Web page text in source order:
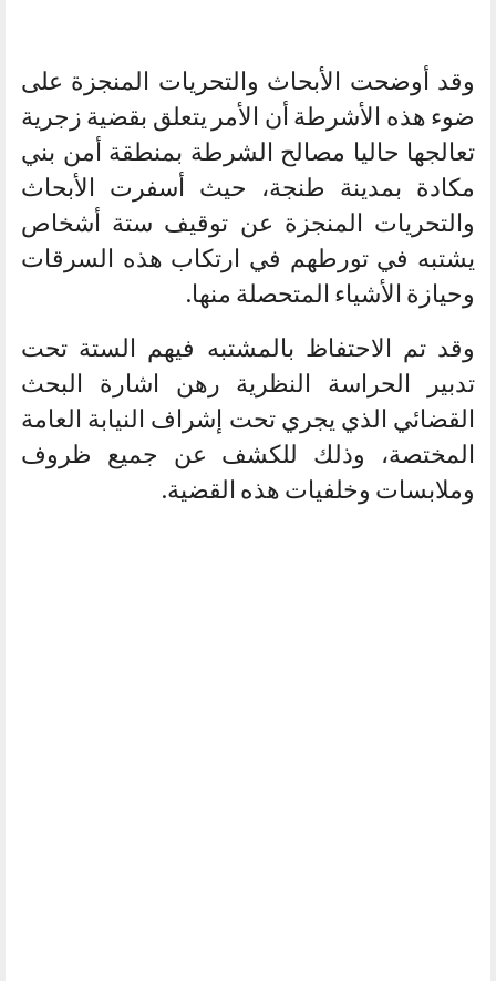
وقد أوضحت الأبحاث والتحريات المنجزة على
ضوء هذه الأشرطة أن الأمر يتعلق بقضية زجرية
تعالجها حاليا مصالح الشرطة بمنطقة أمن بني
مكادة بمدينة طنجة، حيث أسفرت الأبحاث
والتحريات المنجزة عن توقيف ستة أشخاص
يشتبه في تورطهم في ارتكاب هذه السرقات
وحيازة الأشياء المتحصلة منها.
وقد تم الاحتفاظ بالمشتبه فيهم الستة تحت
تدبير الحراسة النظرية رهن اشارة البحث
القضائي الذي يجري تحت إشراف النيابة العامة
المختصة، وذلك للكشف عن جميع ظروف
وملابسات وخلفيات هذه القضية.